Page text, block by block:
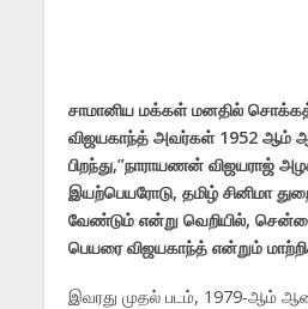
சாமானிய மக்கள் மனதில்
விஜயகாந்த் அவர்கள் 1952 ஆம்
பிறந்து,”நாராயணன் விஜயராஜ்
இயற்பெயரோடு, தமிழ் சினிமா
வேண்டும் என்று வெறியில்,
பெயரை விஜயகாந்த் என்றும்
இவரது முதல் படம், 1979-ஆம்